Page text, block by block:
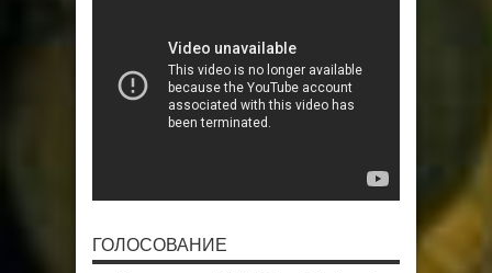
ГОЛОСОВАНИЕ